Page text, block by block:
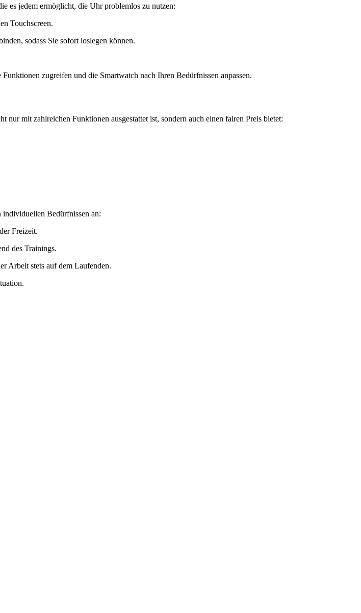
es jedem ermöglicht, die Uhr problemlos zu nutzen:
Touchscreen.
sodass Sie sofort loslegen können.
zugreifen und die Smartwatch nach Ihren Bedürfnissen anpassen.
mit zahlreichen Funktionen ausgestattet ist, sondern auch einen fairen Preis bietet:
individuellen Bedürfnissen an:
Freizeit.
des Trainings.
Arbeit stets auf dem Laufenden.